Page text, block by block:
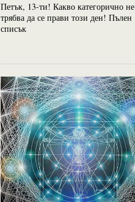
Петък, 13-ти! Какво категорично не
трябва да се прави този ден! Пълен
списък